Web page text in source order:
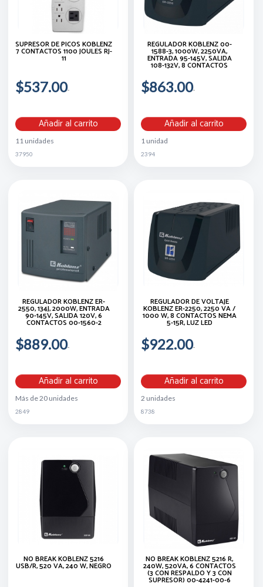
SUPRESOR DE PICOS KOBLENZ
7 CONTACTOS 1100 JOULES RJ-
11
$537.00
Añadir al carrito
11 unidades
37950
REGULADOR KOBLENZ 00-
1588-3, 1000W, 2250VA,
ENTRADA 95-145V, SALIDA
108-132V, 8 CONTACTOS
$863.00
Añadir al carrito
1 unidad
2394
REGULADOR KOBLENZ ER-
2550, 134J, 2000W, ENTRADA
90-145V, SALIDA 120V, 6
CONTACTOS 00-1560-2
$889.00
Añadir al carrito
Más de 20 unidades
2849
REGULADOR DE VOLTAJE
KOBLENZ ER-2250, 2250 VA /
1000 W, 8 CONTACTOS NEMA
5-15R, LUZ LED
$922.00
Añadir al carrito
2 unidades
8738
NO BREAK KOBLENZ 5216
USB/R, 520 VA, 240 W, NEGRO
NO BREAK KOBLENZ 5216 R,
240W, 520VA, 6 CONTACTOS
(3 CON RESPALDO Y 3 CON
SUPRESOR) 00-4241-00-6